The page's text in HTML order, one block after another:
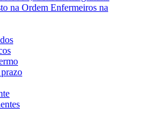
na Ordem Enfermeiros na